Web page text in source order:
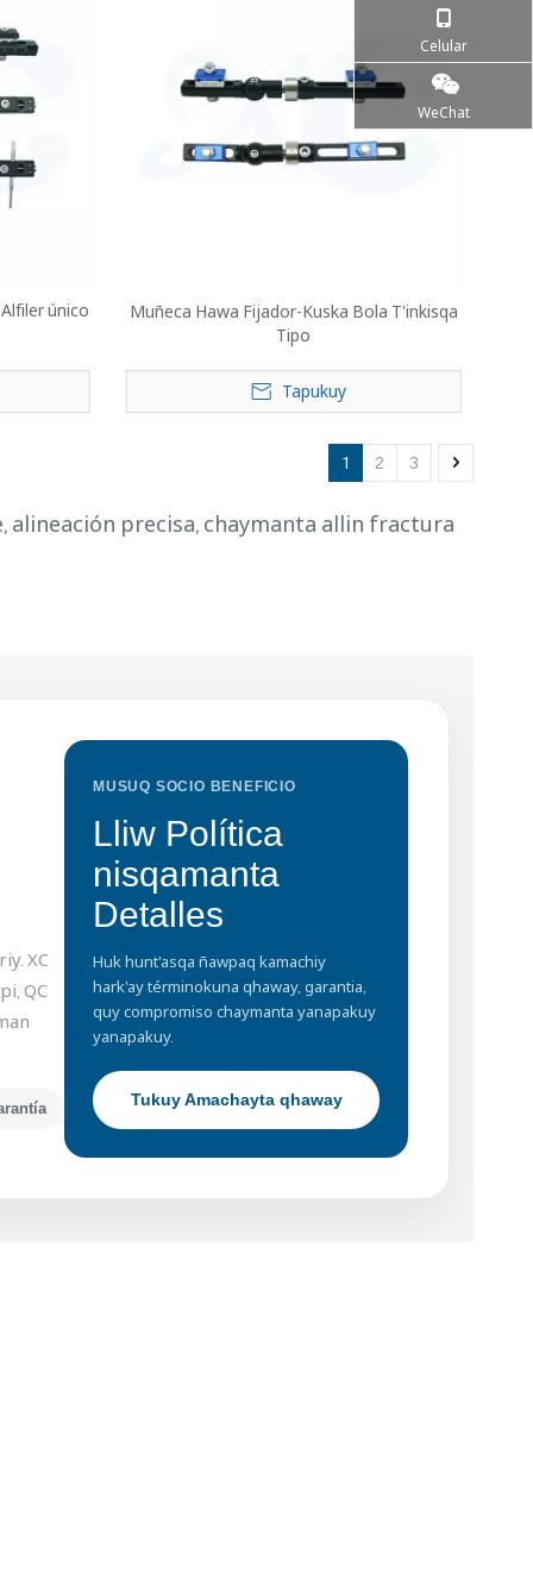
único
Muñeca Hawa Fijador-Kuska Bola T'inkisqa
Tipo
Tapukuy
1 2 3
alineación precisa, chaymanta allin fractura
XC
QC
MUSUQ SOCIO BENEFICIO
Lliw Política
nisqamanta
Detalles
Huk hunt'asqa ñawpaq kamachiy
hark'ay términokuna qhaway, garantia,
quy compromiso chaymanta yanapakuy
yanapakuy.
Tukuy Amachayta qhaway
Celular
WeChat